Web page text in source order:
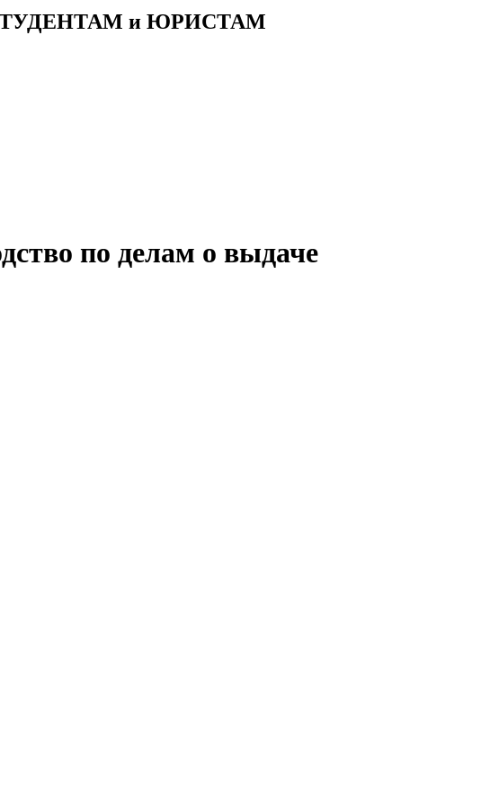
и ЮРИСТАМ
по делам о выдаче